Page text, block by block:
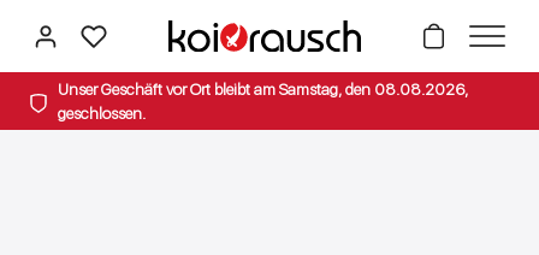
springen
Unser Geschäft vor Ort bleibt am Samstag, den 08.08.2026,
geschlossen.